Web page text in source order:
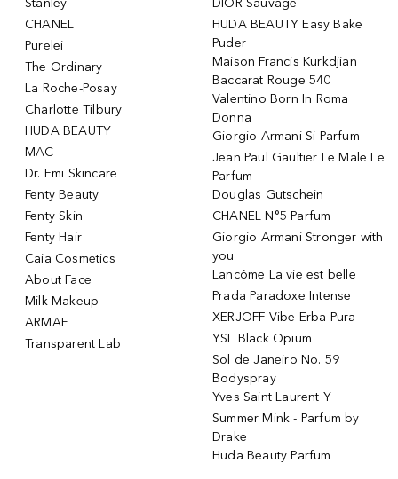
Stanley
CHANEL
Purelei
The Ordinary
La Roche-Posay
Charlotte Tilbury
HUDA BEAUTY
MAC
Dr. Emi Skincare
Fenty Beauty
Fenty Skin
Fenty Hair
Caia Cosmetics
About Face
Milk Makeup
ARMAF
Transparent Lab
DIOR Sauvage
HUDA BEAUTY Easy Bake
Puder
Maison Francis Kurkdjian
Baccarat Rouge 540
Valentino Born In Roma
Donna
Giorgio Armani Si Parfum
Jean Paul Gaultier Le Male Le
Parfum
Douglas Gutschein
CHANEL N°5 Parfum
Giorgio Armani Stronger with
you
Lancôme La vie est belle
Prada Paradoxe Intense
XERJOFF Vibe Erba Pura
YSL Black Opium
Sol de Janeiro No. 59
Bodyspray
Yves Saint Laurent Y
Summer Mink - Parfum by
Drake
Huda Beauty Parfum